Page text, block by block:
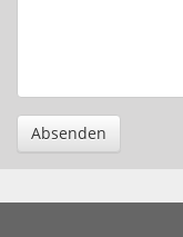
Absenden